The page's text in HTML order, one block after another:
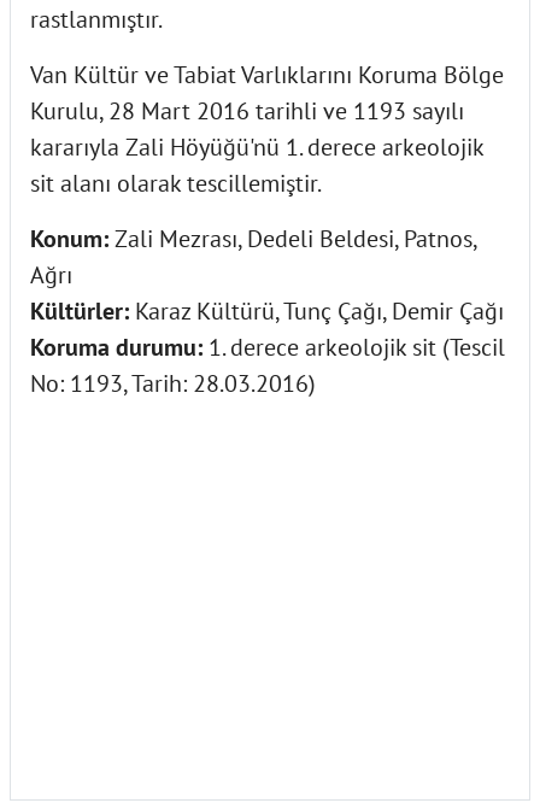
rastlanmıştır.
Van Kültür ve Tabiat Varlıklarını Koruma Bölge
Kurulu, 28 Mart 2016 tarihli ve 1193 sayılı
kararıyla Zali Höyüğü'nü 1. derece arkeolojik
sit alanı olarak tescillemiştir.
Konum:Zali Mezrası, Dedeli Beldesi, Patnos,
Ağrı
Kültürler: Karaz Kültürü, Tunç Çağı, Demir Çağı
Koruma durumu: 1. derece arkeolojik sit (Tescil
No: 1193, Tarih: 28.03.2016)